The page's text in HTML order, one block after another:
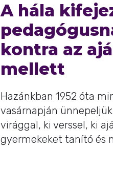
A hála
kontra az
mellett
Hazánkban 1952 óta
vasárnapján
virággal, ki verssel, ki
gyermekeket tanító és